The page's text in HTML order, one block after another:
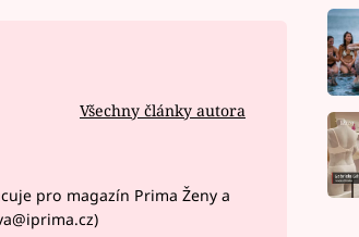
Všechny články autora
pro magazín Prima Ženy a